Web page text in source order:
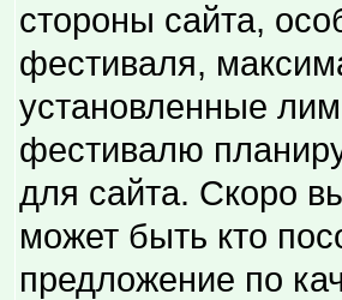
стороны сайта,
фестиваля,
установленные
фестивалю
для сайта. Скоро
может быть кто
предложение по